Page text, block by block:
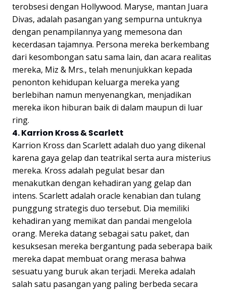
terobsesi dengan Hollywood. Maryse, mantan Juara
Divas, adalah pasangan yang sempurna untuknya
dengan penampilannya yang memesona dan
kecerdasan tajamnya. Persona mereka berkembang
dari kesombongan satu sama lain, dan acara realitas
mereka, Miz & Mrs., telah menunjukkan kepada
penonton kehidupan keluarga mereka yang
berlebihan namun menyenangkan, menjadikan
mereka ikon hiburan baik di dalam maupun di luar
ring.
4. Karrion Kross & Scarlett
Karrion Kross dan Scarlett adalah duo yang dikenal
karena gaya gelap dan teatrikal serta aura misterius
mereka. Kross adalah pegulat besar dan
menakutkan dengan kehadiran yang gelap dan
intens. Scarlett adalah oracle kenabian dan tulang
punggung strategis duo tersebut. Dia memiliki
kehadiran yang memikat dan pandai mengelola
orang. Mereka datang sebagai satu paket, dan
kesuksesan mereka bergantung pada seberapa baik
mereka dapat membuat orang merasa bahwa
sesuatu yang buruk akan terjadi. Mereka adalah
salah satu pasangan yang paling berbeda secara